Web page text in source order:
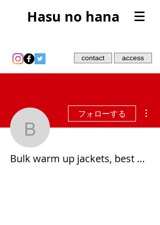
Hasu no hana
contact access
Bulk warm up
フォローする
Bulk warm up jackets, best bulking oral steroid stack